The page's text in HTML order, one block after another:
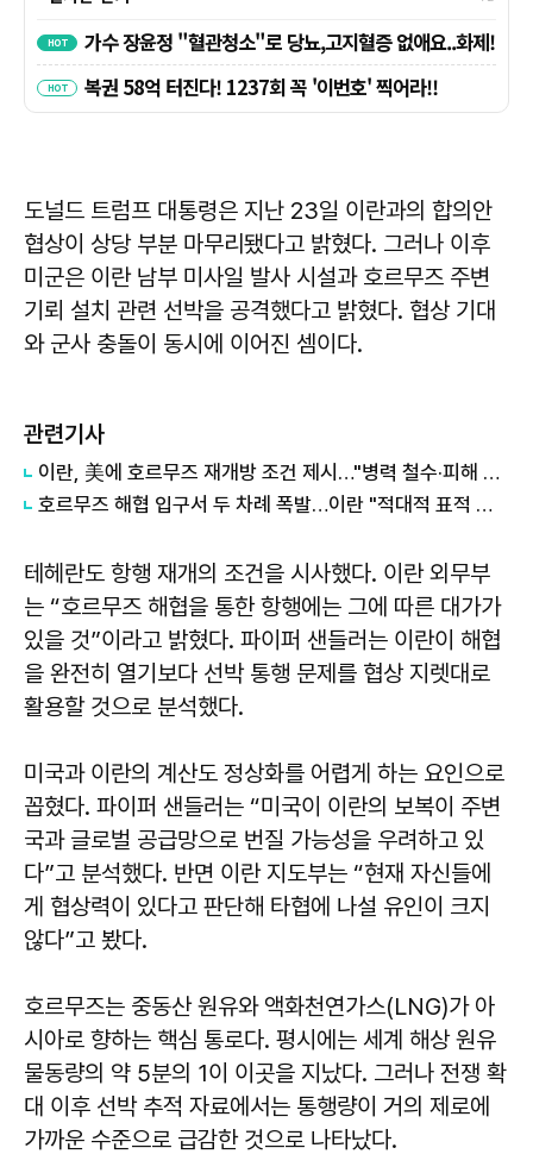
도널드 트럼프 대통령은 지난 23일 이란과의 합의안
협상이 상당 부분 마무리됐다고 밝혔다. 그러나 이후
미군은 이란 남부 미사일 발사 시설과 호르무즈 주변
기뢰 설치 관련 선박을 공격했다고 밝혔다. 협상 기대
와 군사 충돌이 동시에 이어진 셈이다.
관련기사
이란, 美에 호르무즈 재개방 조건 제시…"병력 철수·피해 배상"
호르무즈 해협 입구서 두 차례 폭발…이란 "적대적 표적 대응 작전"
테헤란도 항행 재개의 조건을 시사했다. 이란 외무부
는 “호르무즈 해협을 통한 항행에는 그에 따른 대가가
있을 것”이라고 밝혔다. 파이퍼 샌들러는 이란이 해협
을 완전히 열기보다 선박 통행 문제를 협상 지렛대로
활용할 것으로 분석했다.
미국과 이란의 계산도 정상화를 어렵게 하는 요인으로
꼽혔다. 파이퍼 샌들러는 “미국이 이란의 보복이 주변
국과 글로벌 공급망으로 번질 가능성을 우려하고 있
다”고 분석했다. 반면 이란 지도부는 “현재 자신들에
게 협상력이 있다고 판단해 타협에 나설 유인이 크지
않다”고 봤다.
호르무즈는 중동산 원유와 액화천연가스(LNG)가 아
시아로 향하는 핵심 통로다. 평시에는 세계 해상 원유
물동량의 약 5분의 1이 이곳을 지났다. 그러나 전쟁 확
대 이후 선박 추적 자료에서는 통행량이 거의 제로에
가까운 수준으로 급감한 것으로 나타났다.